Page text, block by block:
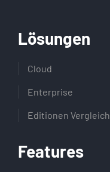
Lösungen
Cloud
Enterprise
Editionen Vergleich
Features